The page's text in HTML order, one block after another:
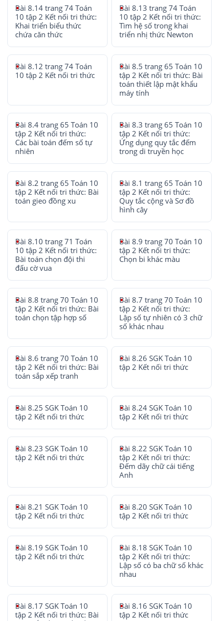
Bài 8.14 trang 74 Toán
10 tập 2 Kết nối tri thức:
Khai triển biểu thức
chứa căn thức
Bài 8.13 trang 74 Toán
10 tập 2 Kết nối tri thức:
Tìm hệ số trong khai
triển nhị thức Newton
Bài 8.12 trang 74 Toán
10 tập 2 Kết nối tri thức
Bài 8.5 trang 65 Toán 10
tập 2 Kết nối tri thức: Bài
toán thiết lập mật khẩu
máy tính
Bài 8.4 trang 65 Toán 10
tập 2 Kết nối tri thức:
Các bài toán đếm số tự
nhiên
Bài 8.3 trang 65 Toán 10
tập 2 Kết nối tri thức:
Ứng dụng quy tắc đếm
trong di truyền học
Bài 8.2 trang 65 Toán 10
tập 2 Kết nối tri thức: Bài
toán gieo đồng xu
Bài 8.1 trang 65 Toán 10
tập 2 Kết nối tri thức:
Quy tắc cộng và Sơ đồ
hình cây
Bài 8.10 trang 71 Toán
10 tập 2 Kết nối tri thức:
Bài toán chọn đội thi
đấu cờ vua
Bài 8.9 trang 70 Toán 10
tập 2 Kết nối tri thức:
Chọn bi khác màu
Bài 8.8 trang 70 Toán 10
tập 2 Kết nối tri thức: Bài
toán chọn tập hợp số
Bài 8.7 trang 70 Toán 10
tập 2 Kết nối tri thức:
Lập số tự nhiên có 3 chữ
số khác nhau
Bài 8.6 trang 70 Toán 10
tập 2 Kết nối tri thức: Bài
toán sắp xếp tranh
Bài 8.26 SGK Toán 10
tập 2 Kết nối tri thức
Bài 8.25 SGK Toán 10
tập 2 Kết nối tri thức
Bài 8.24 SGK Toán 10
tập 2 Kết nối tri thức
Bài 8.23 SGK Toán 10
tập 2 Kết nối tri thức
Bài 8.22 SGK Toán 10
tập 2 Kết nối tri thức:
Đếm dãy chữ cái tiếng
Anh
Bài 8.21 SGK Toán 10
tập 2 Kết nối tri thức
Bài 8.20 SGK Toán 10
tập 2 Kết nối tri thức
Bài 8.19 SGK Toán 10
tập 2 Kết nối tri thức
Bài 8.18 SGK Toán 10
tập 2 Kết nối tri thức:
Lập số có ba chữ số khác
nhau
Bài 8.17 SGK Toán 10
tập 2 Kết nối tri thức: Bài
Bài 8.16 SGK Toán 10
tập 2 Kết nối tri thức